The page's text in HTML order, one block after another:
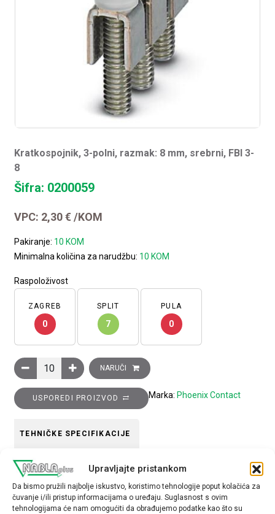
Upravljajte pristankom
Da bismo pružili najbolje iskustvo, koristimo tehnologije poput kolačića za
čuvanje i/ili pristup informacijama o uređaju. Suglasnost s ovim
tehnologijama će nam omogućiti da obrađujemo podatke kao što su
Kratkospojnik, 3-polni, razmak: 8 mm, srebrni, FBI 3-
8
Šifra: 0200059
VPC: 2,30€ /KOM
Pakiranje: 10 KOM
Minimalna količina za narudžbu: 10 KOM
Raspoloživost
ZAGREB
0
SPLIT
7
PULA
0
Kratkospojnik, 3-polni, razmak: 8 mm, srebrni, FBI 3- 8 količina
NARUČI
USPOREDI PROIZVOD Marka: Phoenix Contact
TEHNIČKE SPECIFIKACIJE
Tip opreme
Kratkospojnik